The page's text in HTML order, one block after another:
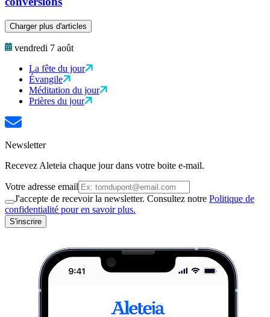
Charger plus d'articles
vendredi 7 août
La fête du jour
Évangile
Méditation du jour
Prières du jour
Newsletter
Recevez Aleteia chaque jour dans votre boite e-mail.
Votre adresse email
J'accepte de recevoir la newsletter. Consultez notre Politique de
confidentialité pour en savoir plus.
S'inscrire